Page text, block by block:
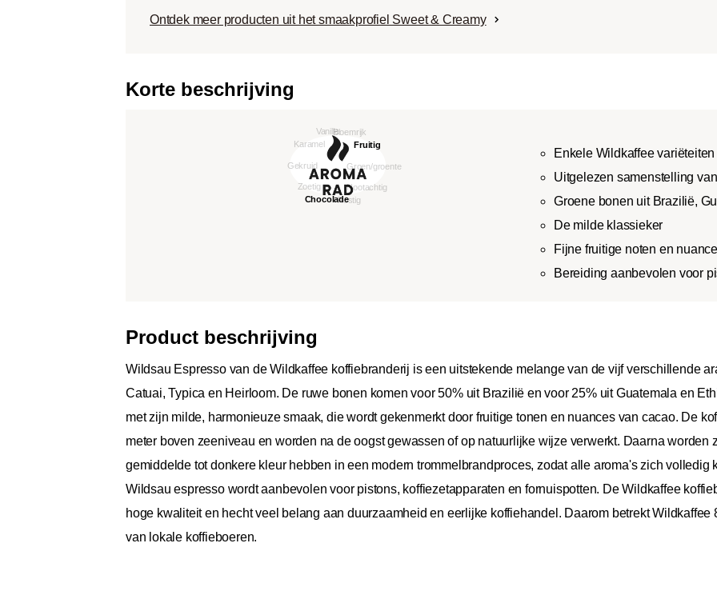
Ontdek meer producten uit het smaakprofiel Sweet & Creamy
Korte beschrijving
Enkele Wildkaffee
Uitgelezen samenstelling
Groene bonen uit Brazilië,
De milde klassieker
Fijne fruitige noten en
Bereiding aanbevolen voor
Product beschrijving
Wildsau Espresso van de Wildkaffee koffiebranderij is een uitstekende melange van de vijf verschillende
Catuai, Typica en Heirloom. De ruwe bonen komen voor 50% uit Brazilië en voor 25% uit Guatemala en
met zijn milde, harmonieuze smaak, die wordt gekenmerkt door fruitige tonen en nuances van cacao. De
meter boven zeeniveau en worden na de oogst gewassen of op natuurlijke wijze verwerkt. Daarna worden
gemiddelde tot donkere kleur hebben in een modern trommelbrandproces, zodat alle aroma's zich
Wildsau espresso wordt aanbevolen voor pistons, koffiezetapparaten en fornuispotten. De Wildkaffee
hoge kwaliteit en hecht veel belang aan duurzaamheid en eerlijke koffiehandel. Daarom betrekt Wildkaffee
van lokale koffieboeren.